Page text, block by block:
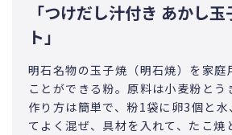
「つけだし汁付き あかし
ト」
明石名物の玉子焼（明石焼）を家庭
ことができる粉。原料は小麦粉とう
作り方は簡単で、粉1袋に卵3個と
てよく混ぜ、具材を入れて、たこ焼